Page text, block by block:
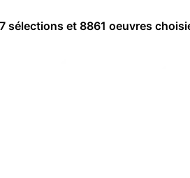
sélections et 8861 oeuvres